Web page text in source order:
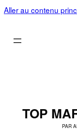
Aller au contenu
TOP
PAR